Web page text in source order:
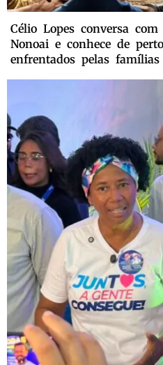
Célio Lopes conversa
Nonoai e conhece de
enfrentados pelas